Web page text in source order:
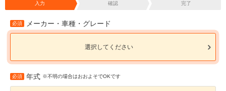
入力 確認 完了
必須 メーカー・車種・グレード
選択してください
必須 年式 ※不明の場合はおおよそでOKです